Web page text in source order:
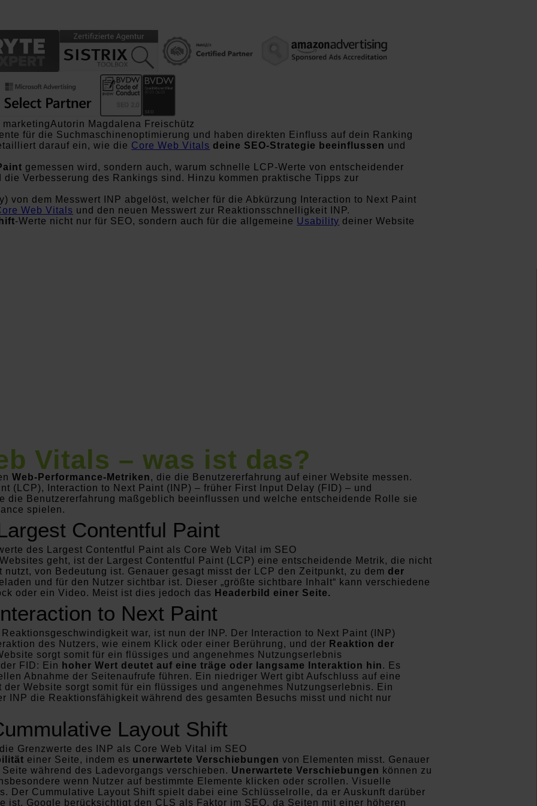
Autorin Magdalena Freischütz
für die Suchmaschinenoptimierung und haben direkten Einfluss auf dein Ranking
darauf ein, wie die Core Web Vitals deine SEO-Strategie beeinflussen und
gemessen wird, sondern auch, warum schnelle LCP-Werte von entscheidender
die Verbesserung des Rankings sind. Hinzu kommen praktische Tipps zur
von dem Messwert INP abgelöst, welcher für die Abkürzung Interaction to Next Paint
Web Vitals und den neuen Messwert zur Reaktionsschnelligkeit INP.
-Werte nicht nur für SEO, sondern auch für die allgemeine Usability deiner Website
Website sind
Vitals – was ist das?
Web-Performance-Metriken, die die Benutzererfahrung auf einer Website messen.
(LCP), Interaction to Next Paint (INP) – früher First Input Delay (FID) – und
die Benutzererfahrung maßgeblich beeinflussen und welche entscheidende Rolle sie
spielen.
Contentful Paint
geht, ist der Largest Contentful Paint (LCP) eine entscheidende Metrik, die nicht
von Bedeutung ist. Genauer gesagt misst der LCP den Zeitpunkt, zu dem der
und für den Nutzer sichtbar ist. Dieser „größte sichtbare Inhalt“ kann verschiedene
oder ein Video. Meist ist dies jedoch das Headerbild einer Seite.
to Next Paint
war, ist nun der INP. Der Interaction to Next Paint (INP)
des Nutzers, wie einem Klick oder einer Berührung, und der Reaktion der
sorgt somit für ein flüssiges und angenehmes Nutzungserlebnis
FID: Ein hoher Wert deutet auf eine träge oder langsame Interaktion hin. Es
Abnahme der Seitenaufrufe führen. Ein niedriger Wert gibt Aufschluss auf eine
Website sorgt somit für ein flüssiges und angenehmes Nutzungserlebnis. Ein
INP die Reaktionsfähigkeit während des gesamten Besuchs misst und nicht nur
Layout Shift
einer Seite, indem es unerwartete Verschiebungen von Elementen misst. Genauer
während des Ladevorgangs verschieben. Unerwartete Verschiebungen können zu
wenn Nutzer auf bestimmte Elemente klicken oder scrollen. Visuelle
Der Cummulative Layout Shift spielt dabei eine Schlüsselrolle, da er Auskunft darüber
Google berücksichtigt den CLS als Faktor im SEO, da Seiten mit einer höheren